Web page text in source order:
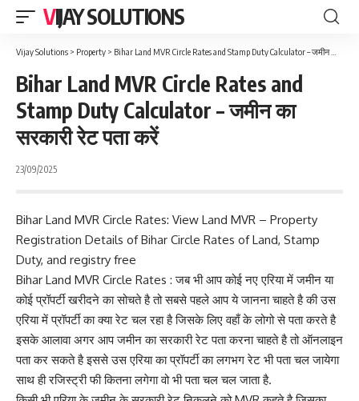
VIJAY SOLUTIONS
Vijay Solutions > Property > Bihar Land MVR Circle Rates and Stamp Duty Calculator – जमीन का सरकारी रेट पता करें
Bihar Land MVR Circle Rates and
Stamp Duty Calculator – जमीन का
सरकारी रेट पता करें
23/09/2025
Bihar Land MVR Circle Rates: View Land MVR – Property
Registration Details of Bihar Circle Rates of Land, Stamp
Duty, and registry free
Bihar Land MVR Circle Rates : जब भी आप कोई नए एरिया में जमीन या
कोई प्रॉपर्टी खरीदने का सोचते है तो सबसे पहले आप ये जानना चाहते है की उस
एरिया में प्रॉपर्टी का क्या रेट चल रहा है जिसके लिए वहाँ के लोगो से पता करते है
इसके आलावा अगर आप जमीन का सरकारी रेट पता करना चाहते है तो ऑनलाइन
पता कर सकते है इससे उस एरिया का प्रॉपर्टी का लगभग रेट भी पता चल जायेगा
साथ ही रजिस्ट्री फी कितना लगेगा वो भी पता चल चल जाता है.